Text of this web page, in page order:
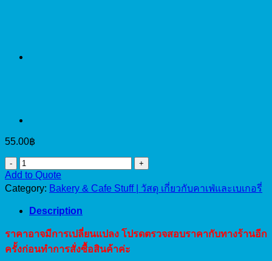
55.00฿
ฝา
พลาสติก
แบบ
โดม
เจาะ
ขนาด
Add to Quote
Category: Bakery & Cafe Stuff | วัสดุ เกี่ยวกับคาเฟ่และเบเกอรี่
Description
ราคาอาจมีการเปลี่ยนแปลง โปรดตรวจสอบราคากับทางร้านอีก
ครั้งก่อนทำการสั่งซื้อสินค้าค่ะ